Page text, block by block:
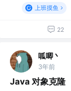
上班摸鱼
22
呱唧丶
3年前
Java 对象克隆